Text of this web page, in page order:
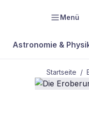
Menü
Astronomie &
Startseite /